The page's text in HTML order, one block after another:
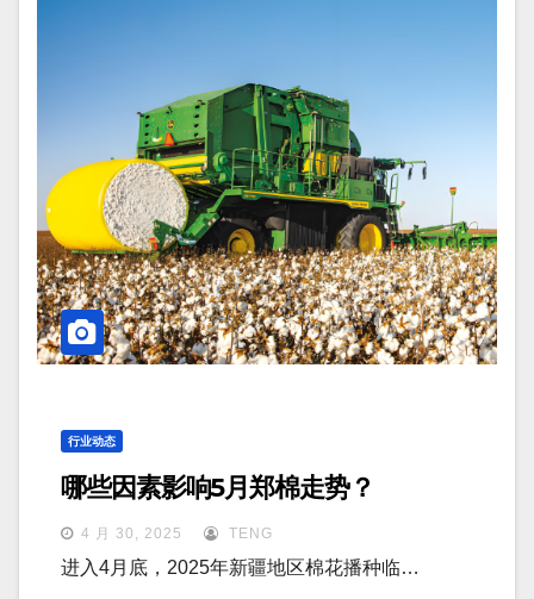
行业动态
哪些因素影响5月郑棉走势？
4 月 30, 2025 TENG
进入4月底，2025年新疆地区棉花播种临…